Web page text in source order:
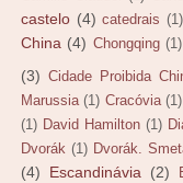
castelo (4) catedrais (1)
China (4) Chongqing (1)
(3) Cidade Proibida
Marussia (1) Cracóvia (1)
(1) David Hamilton (1)
Dvorák (1) Dvorák.
(4)
Escandinávia (2)